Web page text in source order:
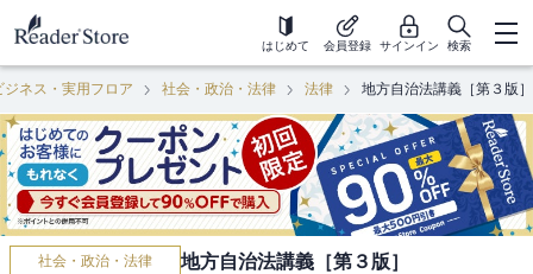
はじめて 会員登録 サインイン 検索
ジネス・実用フロア 社会・政治・法律 法律 地方自治法講義［第３版］
社会・政治・法律 地方自治法講義［第３版］